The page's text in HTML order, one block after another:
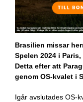
Brasilien missar
Spelen 2024 i
Detta efter att
genom OS-kvalet i
Igår avslutades OS-